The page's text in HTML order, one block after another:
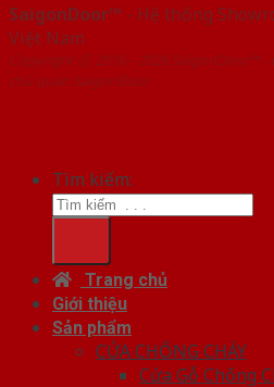
SaigonDoor™ - Hệ thống
Việt Nam
Copyright ⓒ 2016 – 2026 SaigonDoor™
chủ quản SaigonDoor
Tìm kiếm:
Trang chủ
Giới thiệu
Sản phẩm
CỬA CHỐNG CHÁY
Cửa Gỗ Chống